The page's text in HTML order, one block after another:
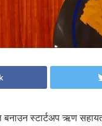
स्टार्टअप ऋण